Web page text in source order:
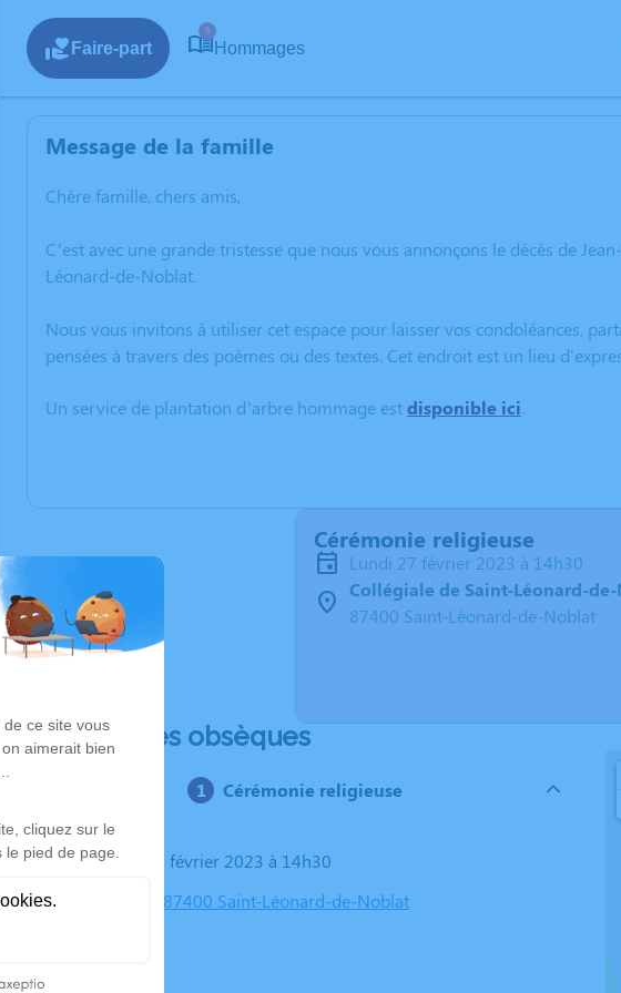
Faire-part
6
Hommages
Message de la famille
Chère famille, chers amis,
C’est avec une grande tristesse que nous vous annonçons le décès de
Léonard-de-Noblat.
Nous vous invitons à utiliser cet espace pour laisser vos condoléances,
pensées à travers des poèmes ou des textes. Cet endroit est un lieu
Un service de plantation d’arbre hommage estdisponible ici.
Cérémonie religieuse
lundi 27 février 2023 à 14h30
Collégiale de Saint-Léonard-
87400 Saint-Léonard-de-Noblat
Déroulé des obsèques
Cérémonie religieuse
Le lundi 27 février 2023 à 14h30
Collégiale, 87400 Saint-Léonard-de-Noblat